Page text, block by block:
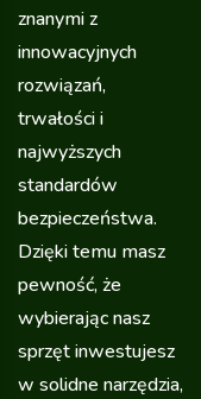
znanymi z
innowacyjnych
rozwiązań,
trwałości i
najwyższych
standardów
bezpieczeństwa.
Dzięki temu masz
pewność, że
wybierając nasz
sprzęt inwestujesz
w solidne narzędzia,